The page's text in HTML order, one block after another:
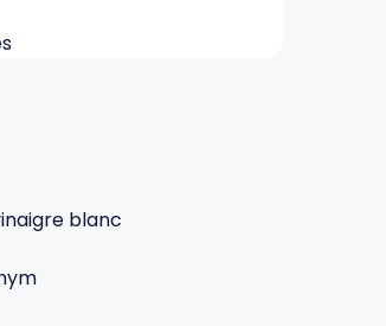
blanc